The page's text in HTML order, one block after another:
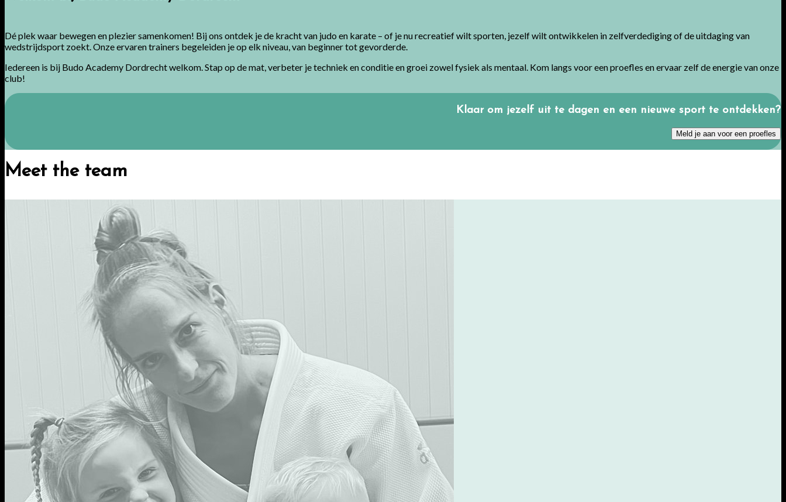
Dé plek waar bewegen en plezier samenkomen! Bij ons ontdek je de kracht van judo en karate – of je nu recreatief wilt sporten, jezelf wilt ontwikkelen in zelfverdediging of de uitdaging van
wedstrijdsport zoekt. Onze ervaren trainers begeleiden je op elk niveau, van beginner tot gevorderde.
Iedereen is bij Budo Academy Dordrecht welkom. Stap op de mat, verbeter je techniek en conditie en groei zowel fysiek als mentaal. Kom langs voor een proefles en ervaar zelf de energie van onze
club!
Klaar om jezelf uit te dagen en een nieuwe sport te ontdekken?
Meld je aan voor een proefles
Meet the team